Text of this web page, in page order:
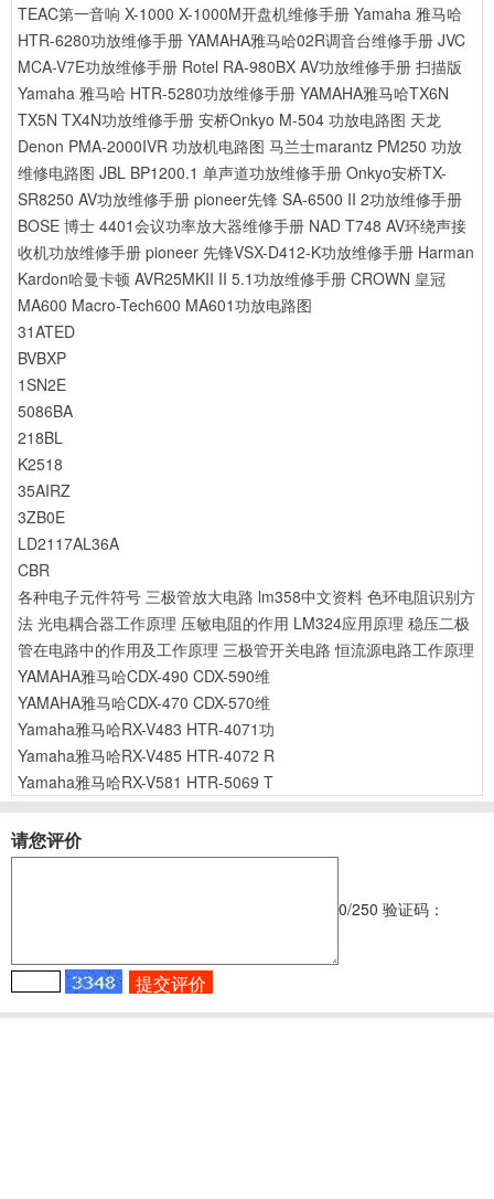
TEAC第一音响 X-1000 X-1000M开盘机维修手册 Yamaha 雅马哈
HTR-6280功放维修手册 YAMAHA雅马哈02R调音台维修手册 JVC
MCA-V7E功放维修手册 Rotel RA-980BX AV功放维修手册 扫描版
Yamaha 雅马哈 HTR-5280功放维修手册 YAMAHA雅马哈TX6N
TX5N TX4N功放维修手册 安桥Onkyo M-504 功放电路图 天龙
Denon PMA-2000IVR 功放机电路图 马兰士marantz PM250 功放
维修电路图 JBL BP1200.1 单声道功放维修手册 Onkyo安桥TX-
SR8250 AV功放维修手册 pioneer先锋 SA-6500 II 2功放维修手册
BOSE 博士 4401会议功率放大器维修手册 NAD T748 AV环绕声接
收机功放维修手册 pioneer 先锋VSX-D412-K功放维修手册 Harman
Kardon哈曼卡顿 AVR25MKII II 5.1功放维修手册 CROWN 皇冠
MA600 Macro-Tech600 MA601功放电路图
31ATED
BVBXP
1SN2E
5086BA
218BL
K2518
35AIRZ
3ZB0E
LD2117AL36A
CBR
各种电子元件符号 三极管放大电路 lm358中文资料 色环电阻识别方
法 光电耦合器工作原理 压敏电阻的作用 LM324应用原理 稳压二极
管在电路中的作用及工作原理 三极管开关电路 恒流源电路工作原理
YAMAHA雅马哈CDX-490 CDX-590维
YAMAHA雅马哈CDX-470 CDX-570维
Yamaha雅马哈RX-V483 HTR-4071功
Yamaha雅马哈RX-V485 HTR-4072 R
Yamaha雅马哈RX-V581 HTR-5069 T
请您评价
0/250 验证码：